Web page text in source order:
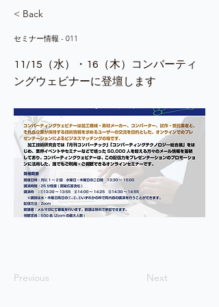
< Back
セミナー情報 - 011
11/15（水）・16（木）コンバーティ
ングウェビナーに登壇します
Previous Next